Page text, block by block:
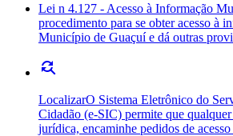
Lei n 4.127 - Acesso à Informação
procedimento para se obter acesso à
Município de Guaçuí e dá outras
find_replace
LocalizarO Sistema Eletrônico do
Cidadão (e-SIC) permite que
jurídica, encaminhe pedidos de